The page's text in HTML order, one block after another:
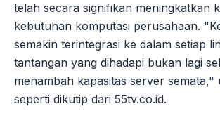
telah secara signifikan meningkatkan
kebutuhan komputasi perusahaan.
semakin terintegrasi ke dalam setiap
tantangan yang dihadapi bukan lagi
menambah kapasitas server semata,"
seperti dikutip dari 55tv.co.id.